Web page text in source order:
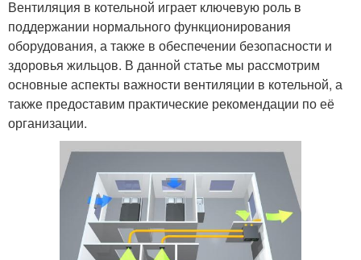
Вентиляция в котельной играет ключевую роль в
поддержании нормального функционирования
оборудования, а также в обеспечении безопасности и
здоровья жильцов. В данной статье мы рассмотрим
основные аспекты важности вентиляции в котельной, а
также предоставим практические рекомендации по её
организации.